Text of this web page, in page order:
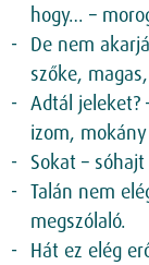
hogy… –
De nem
szőke,
Adtál jeleket?
izom,
Sokat –
Talán nem
megszólaló.
Hát ez elég